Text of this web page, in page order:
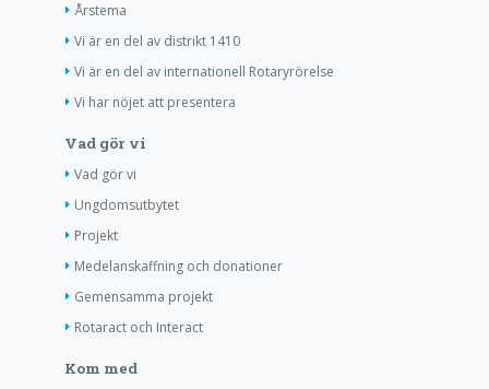
Årstema
Vi är en del av distrikt 1410
Vi är en del av internationell Rotaryrörelse
Vi har nöjet att presentera
Vad gör vi
Vad gör vi
Ungdomsutbytet
Projekt
Medelanskaffning och donationer
Gemensamma projekt
Rotaract och Interact
Kom med